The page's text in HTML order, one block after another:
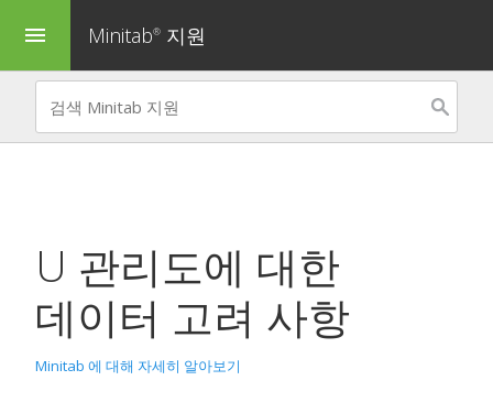
menu Minitab® 지원
U 관리도에 대한
데이터 고려 사항
Minitab 에 대해 자세히 알아보기